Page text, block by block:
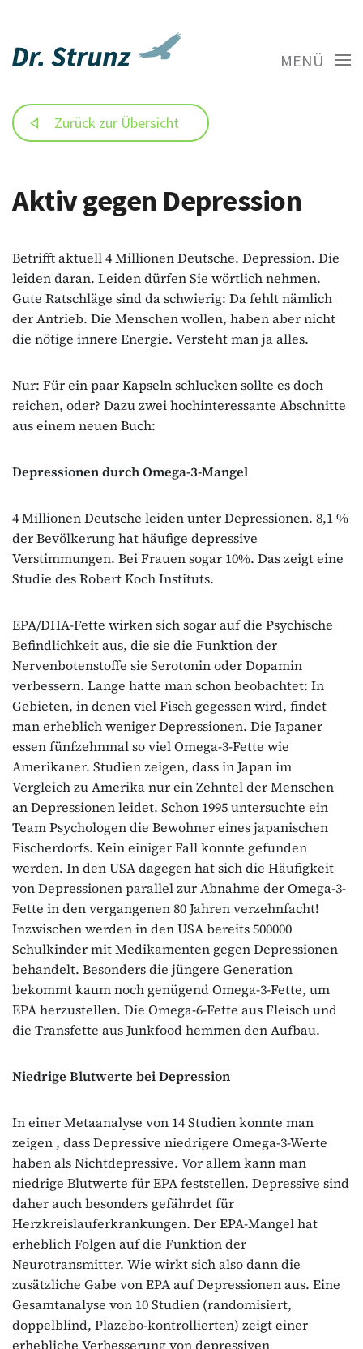
MENÜ
Zurück zur Übersicht
Aktiv gegen Depression
Betrifft aktuell 4 Millionen Deutsche. Depression. Die
leiden daran. Leiden dürfen Sie wörtlich nehmen.
Gute Ratschläge sind da schwierig: Da fehlt nämlich
der Antrieb. Die Menschen wollen, haben aber nicht
die nötige innere Energie. Versteht man ja alles.
Nur: Für ein paar Kapseln schlucken sollte es doch
reichen, oder? Dazu zwei hochinteressante Abschnitte
aus einem neuen Buch:
Depressionen durch Omega-3-Mangel
4 Millionen Deutsche leiden unter Depressionen. 8,1 %
der Bevölkerung hat häufige depressive
Verstimmungen. Bei Frauen sogar 10%. Das zeigt eine
Studie des Robert Koch Instituts.
EPA/DHA-Fette wirken sich sogar auf die Psychische
Befindlichkeit aus, die sie die Funktion der
Nervenbotenstoffe sie Serotonin oder Dopamin
verbessern. Lange hatte man schon beobachtet: In
Gebieten, in denen viel Fisch gegessen wird, findet
man erheblich weniger Depressionen. Die Japaner
essen fünfzehnmal so viel Omega-3-Fette wie
Amerikaner. Studien zeigen, dass in Japan im
Vergleich zu Amerika nur ein Zehntel der Menschen
an Depressionen leidet. Schon 1995 untersuchte ein
Team Psychologen die Bewohner eines japanischen
Fischerdorfs. Kein einiger Fall konnte gefunden
werden. In den USA dagegen hat sich die Häufigkeit
von Depressionen parallel zur Abnahme der Omega-3-
Fette in den vergangenen 80 Jahren verzehnfacht!
Inzwischen werden in den USA bereits 500000
Schulkinder mit Medikamenten gegen Depressionen
behandelt. Besonders die jüngere Generation
bekommt kaum noch genügend Omega-3-Fette, um
EPA herzustellen. Die Omega-6-Fette aus Fleisch und
die Transfette aus Junkfood hemmen den Aufbau.
Niedrige Blutwerte bei Depression
In einer Metaanalyse von 14 Studien konnte man
zeigen , dass Depressive niedrigere Omega-3-Werte
haben als Nichtdepressive. Vor allem kann man
niedrige Blutwerte für EPA feststellen. Depressive sind
daher auch besonders gefährdet für
Herzkreislauferkrankungen. Der EPA-Mangel hat
erheblich Folgen auf die Funktion der
Neurotransmitter. Wie wirkt sich also dann die
zusätzliche Gabe von EPA auf Depressionen aus. Eine
Gesamtanalyse von 10 Studien (randomisiert,
doppelblind, Plazebo-kontrollierten) zeigt einer
erhebliche Verbesserung von depressiven